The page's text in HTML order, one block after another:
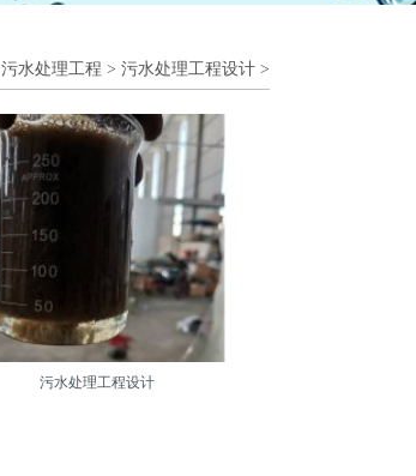
污水处理工程 > 污水处理工程设计 >
污水处理工程设计